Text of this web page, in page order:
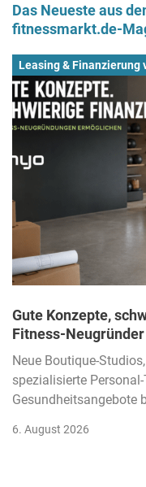
Das Neueste aus
fitnessmarkt.de-
Leasing & Finanzierung
Gute Konzepte,
Fitness-
Neue Boutique-
spezialisierte
Gesundheitsangebote
6. August 2026